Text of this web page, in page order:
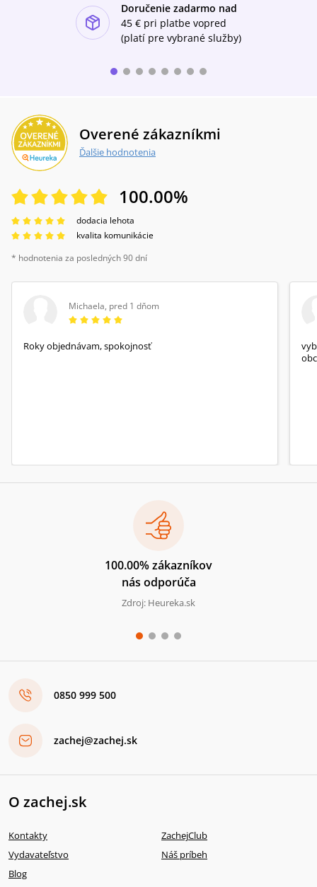
Doručenie zadarmo nad
45 € pri platbe vopred
(platí pre vybrané služby)
Overené zákazníkmi
Ďalšie hodnotenia
100.00%
dodacia lehota
kvalita komunikácie
* hodnotenia za posledných 90 dní
Michaela, pred 1 dňom
Roky objednávam, spokojnosť
100.00% zákazníkov
nás odporúča
Zdroj: Heureka.sk
0850 999 500
zachej@zachej.sk
O zachej.sk
Kontakty
ZachejClub
Vydavateľstvo
Náš príbeh
Blog